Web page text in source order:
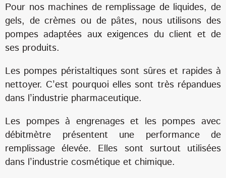
Pour nos machines de remplissage de liquides, de
gels, de crèmes ou de pâtes, nous utilisons des
pompes adaptées aux exigences du client et de
ses produits.
Les pompes péristaltiques sont sûres et rapides à
nettoyer. C’est pourquoi elles sont très répandues
dans l’industrie pharmaceutique.
Les pompes à engrenages et les pompes avec
débitmètre présentent une performance de
remplissage élevée. Elles sont surtout utilisées
dans l’industrie cosmétique et chimique.